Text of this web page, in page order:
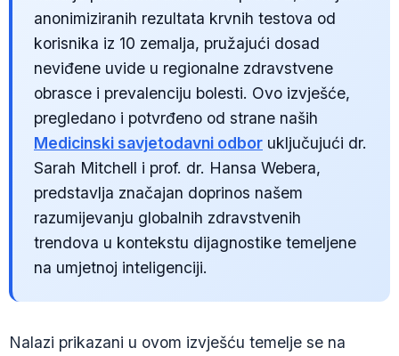
anonimiziranih rezultata krvnih testova od
korisnika iz 10 zemalja, pružajući dosad
neviđene uvide u regionalne zdravstvene
obrasce i prevalenciju bolesti. Ovo izvješće,
pregledano i potvrđeno od strane naših
Medicinski savjetodavni odbor uključujući dr.
Sarah Mitchell i prof. dr. Hansa Webera,
predstavlja značajan doprinos našem
razumijevanju globalnih zdravstvenih
trendova u kontekstu dijagnostike temeljene
na umjetnoj inteligenciji.
Nalazi prikazani u ovom izvješću temelje se na